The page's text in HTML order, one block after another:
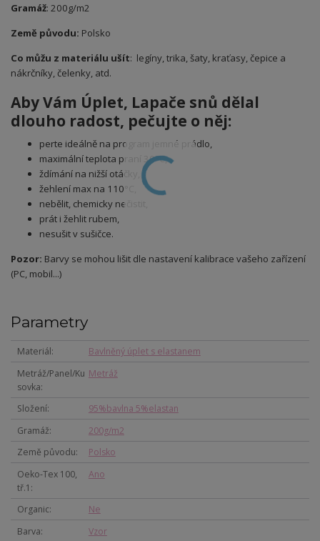
Gramáž: 200g/m2
Země původu: Polsko
Co můžu z materiálu ušít: legíny, trika, šaty, kraťasy, čepice a
nákrčníky, čelenky, atd.
Aby Vám Úplet, Lapače snů dělal
dlouho radost, pečujte o něj:
perte ideálně na program jemné prádlo,
maximální teplota praní 30°C,
ždímání na nižší otáčky,
žehlení max na 110°C,
nebělit, chemicky nečistit,
prát i žehlit rubem,
nesušit v sušičce.
Pozor: Barvy se mohou lišit dle nastavení kalibrace vašeho zařízení
(PC, mobil...)
Parametry
Materiál
Bavlněný úplet s elastanem
Metráž/Panel/Ku
sovka
Metráž
Složení
95%bavlna 5%elastan
Gramáž
200g/m2
Země původu
Polsko
Oeko-Tex 100,
tř.1
Ano
Organic
Ne
Barva
Vzor